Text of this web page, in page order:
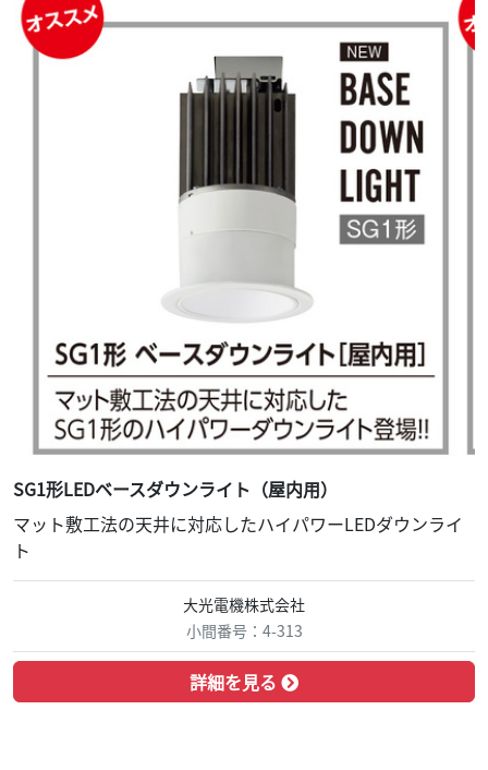
SG1形LEDベースダウンライト（屋内用）
マット敷工法の天井に対応したハイパワーLEDダウンライ
ト
大光電機株式会社
小間番号：4-313
詳細を見る